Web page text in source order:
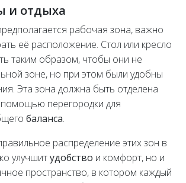
и отдыха
рабочая зона, важно
её расположение. Стол или кресло
таким образом, чтобы они не
зоне, но при этом были удобны
Эта зона должна быть отделена
помощью перегородки для
баланса.
распределение этих зон в
улучшитудобство и комфорт, но и
пространство, в котором каждый